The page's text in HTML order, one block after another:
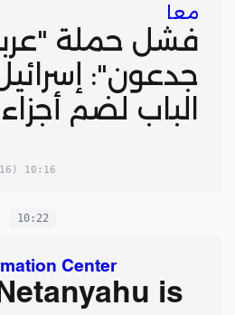
معا
فشل حملة
جدعون":
الباب لضم
10:16
(07:16 in your timezone)
10:22
Center
is